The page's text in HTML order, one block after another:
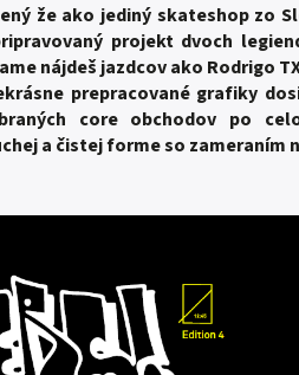
že ako jediný skateshop zo
projekt dvoch
nájdeš jazdcov ako Rodrigo
prepracované grafiky
core obchodov po
a čistej forme so zameraním